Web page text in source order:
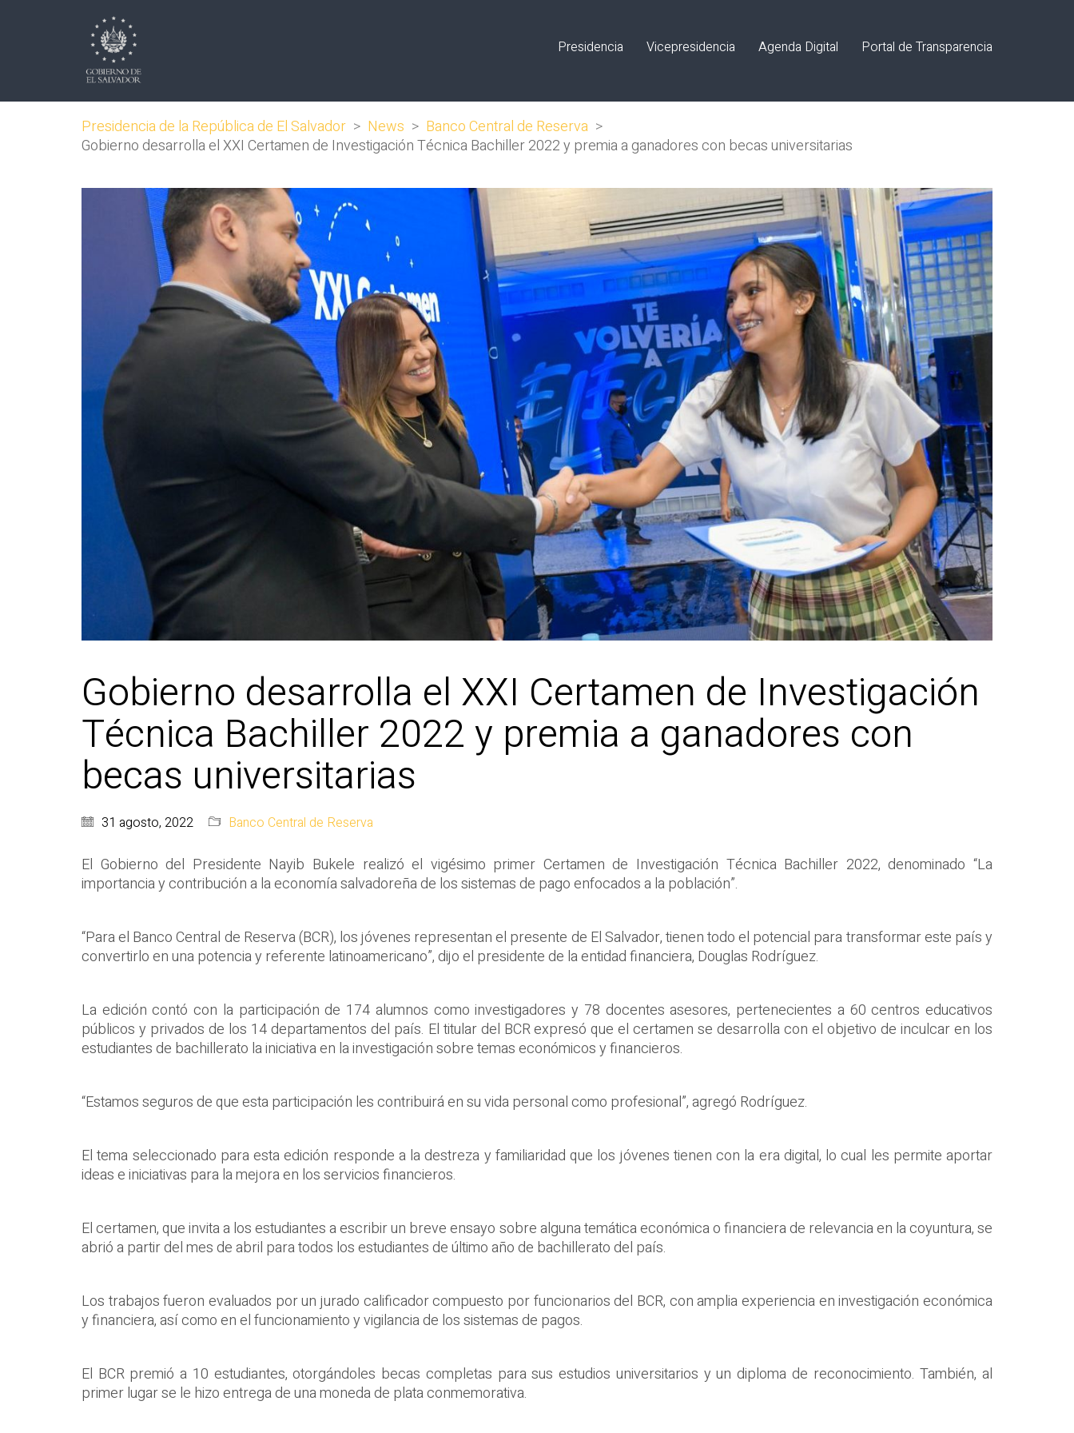
Presidencia Vicepresidencia Agenda Digital Portal de Transparencia
Presidencia de la República de El Salvador > News > Banco Central de Reserva >
Gobierno desarrolla el XXI Certamen de Investigación Técnica Bachiller 2022 y premia a ganadores con becas universitarias
Gobierno desarrolla el XXI Certamen de Investigación
Técnica Bachiller 2022 y premia a ganadores con
becas universitarias
31 agosto, 2022 Banco Central de Reserva
El Gobierno del Presidente Nayib Bukele realizó el vigésimo primer Certamen de Investigación Técnica Bachiller 2022, denominado “La
importancia y contribución a la economía salvadoreña de los sistemas de pago enfocados a la población”.
“Para el Banco Central de Reserva (BCR), los jóvenes representan el presente de El Salvador, tienen todo el potencial para transformar este país y
convertirlo en una potencia y referente latinoamericano”, dijo el presidente de la entidad financiera, Douglas Rodríguez.
La edición contó con la participación de 174 alumnos como investigadores y 78 docentes asesores, pertenecientes a 60 centros educativos
públicos y privados de los 14 departamentos del país. El titular del BCR expresó que el certamen se desarrolla con el objetivo de inculcar en los
estudiantes de bachillerato la iniciativa en la investigación sobre temas económicos y financieros.
“Estamos seguros de que esta participación les contribuirá en su vida personal como profesional”, agregó Rodríguez.
El tema seleccionado para esta edición responde a la destreza y familiaridad que los jóvenes tienen con la era digital, lo cual les permite aportar
ideas e iniciativas para la mejora en los servicios financieros.
El certamen, que invita a los estudiantes a escribir un breve ensayo sobre alguna temática económica o financiera de relevancia en la coyuntura, se
abrió a partir del mes de abril para todos los estudiantes de último año de bachillerato del país.
Los trabajos fueron evaluados por un jurado calificador compuesto por funcionarios del BCR, con amplia experiencia en investigación económica
y financiera, así como en el funcionamiento y vigilancia de los sistemas de pagos.
El BCR premió a 10 estudiantes, otorgándoles becas completas para sus estudios universitarios y un diploma de reconocimiento. También, al
primer lugar se le hizo entrega de una moneda de plata conmemorativa.